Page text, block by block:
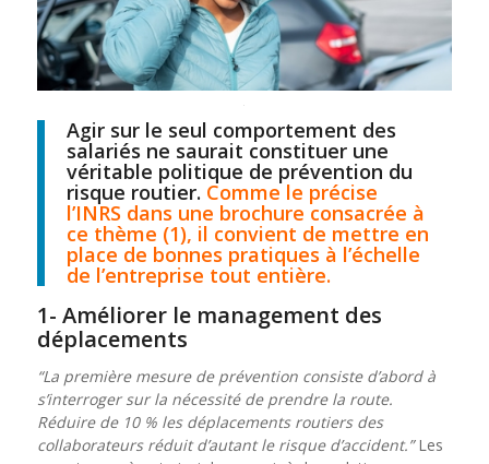
Agir sur le seul comportement des
salariés ne saurait constituer une
véritable politique de prévention du
risque routier. Comme le précise
l’INRS dans une brochure consacrée à
ce thème (1), il convient de mettre en
place de bonnes pratiques à l’échelle
de l’entreprise tout entière.
1- Améliorer le management des
déplacements
“La première mesure de prévention consiste d’abord à
s’interroger sur la nécessité de prendre la route.
Réduire de 10 % les déplacements routiers des
collaborateurs réduit d’autant le risque d’accident.”Les